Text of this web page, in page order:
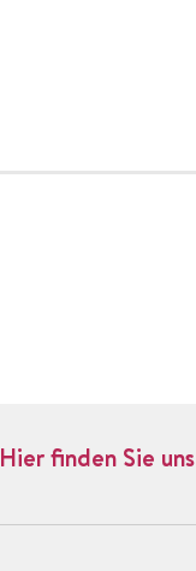
Hier finden Sie uns